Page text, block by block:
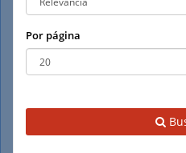
Por página